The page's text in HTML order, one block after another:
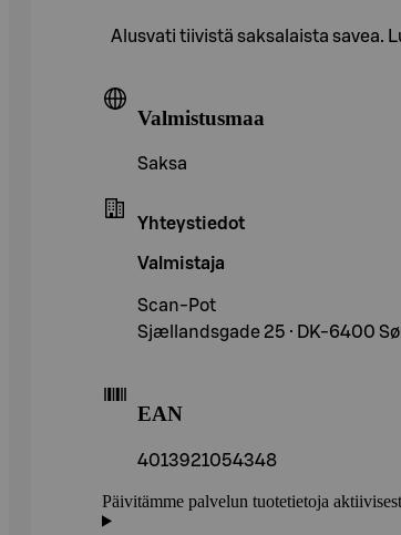
Alusvati tiivistä saksalaista savea.
Valmistusmaa
Saksa
Yhteystiedot
Valmistaja
Scan-Pot
Sjællandsgade 25 · DK-6400
EAN
4013921054348
Päivitämme palvelun tuotetietoja